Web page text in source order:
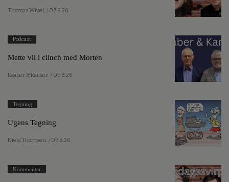
Thomas Wivel / 07.8.26
Podcast
Mette vil i clinch med Morten
Kaaber & Karker / 07.8.26
Tegning
Ugens Tegning
Niels Thomsen / 07.8.26
Kommentar